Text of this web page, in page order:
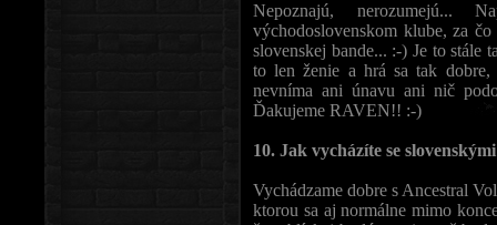
Nepoznajú,
východoslovenskom klube, za
slovenskej bande... :-) Je to
to len ženie a hrá sa tak
nevníma ani únavu ani nič
Ďakujeme RAVEN!! :-)
10. Jak vycházíte se
Vychádzame dobre s Ancestral
ktorou sa aj normálne mimo